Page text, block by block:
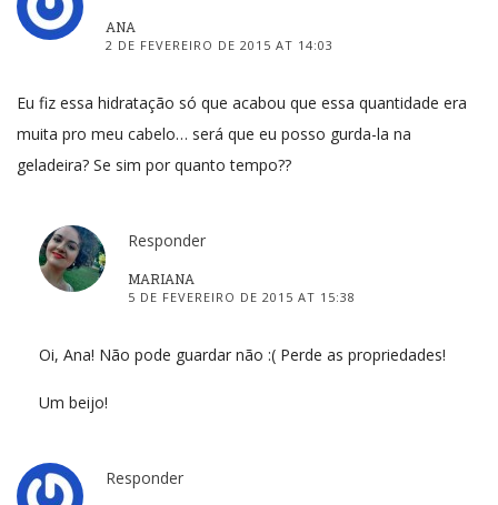
ANA
2 DE FEVEREIRO DE 2015 AT 14:03
Eu fiz essa hidratação só que acabou que essa quantidade era
muita pro meu cabelo… será que eu posso gurda-la na
geladeira? Se sim por quanto tempo??
Responder
MARIANA
5 DE FEVEREIRO DE 2015 AT 15:38
Oi, Ana! Não pode guardar não :( Perde as propriedades!
Um beijo!
Responder